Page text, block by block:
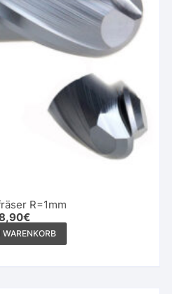
R=1mm
€
WARENKORB